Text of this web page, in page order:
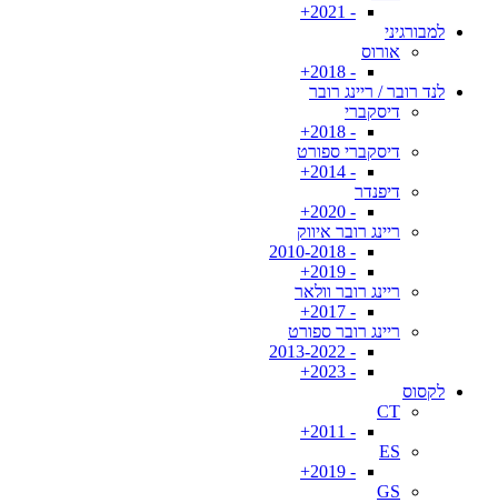
- 2021+
למבורגיני
אורוס
- 2018+
לנד רובר / ריינג רובר
דיסקברי
- 2018+
דיסקברי ספורט
- 2014+
דיפנדר
- 2020+
ריינג רובר איווק
- 2010-2018
- 2019+
ריינג רובר וולאר
- 2017+
ריינג רובר ספורט
- 2013-2022
- 2023+
לקסוס
CT
- 2011+
ES
- 2019+
GS